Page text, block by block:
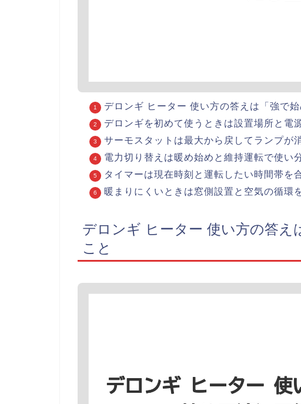
デロンギ ヒーター 使い方の答えは「強で
デロンギを初めて使うときは設置場所と電
サーモスタットは最大から戻してランプが
電力切り替えは暖め始めと維持運転で使い
タイマーは現在時刻と運転したい時間帯を
暖まりにくいときは窓側設置と空気の循環
デロンギ ヒーター 使い方の答え
こと